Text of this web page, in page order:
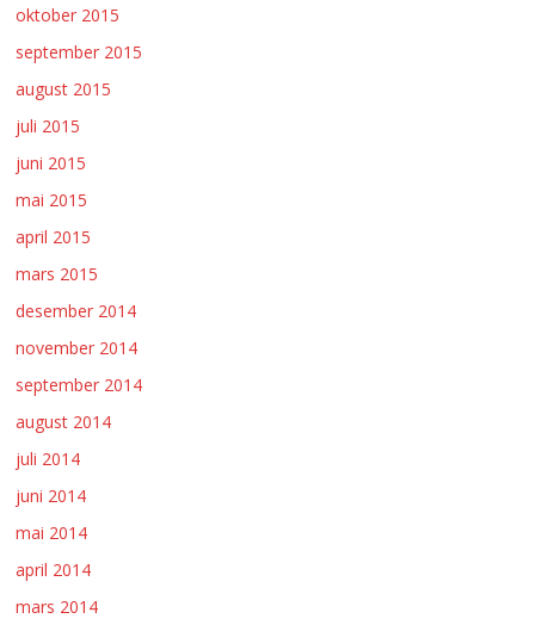
oktober 2015
september 2015
august 2015
juli 2015
juni 2015
mai 2015
april 2015
mars 2015
desember 2014
november 2014
september 2014
august 2014
juli 2014
juni 2014
mai 2014
april 2014
mars 2014